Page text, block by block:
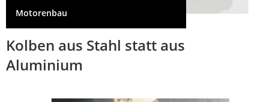
Motorenbau
Kolben aus Stahl statt aus
Aluminium